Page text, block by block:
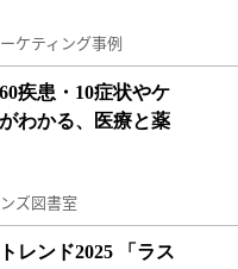
ケティング事例
患・10症状やケアのポイント
疾患・10症状やケ
わかる、医療と薬
ズ図書室
ンド2025 「ラスパ」「エイ
レンド2025 「ラス